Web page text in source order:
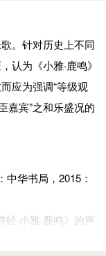
书出版社，
呦呦，声之和也。”
。针对历史上不同
认为《小雅·鹿鸣》
应为强调“等级观
嘉宾”之和乐盛况的
华书局，2015：
·小雅·鹿鸣》的声